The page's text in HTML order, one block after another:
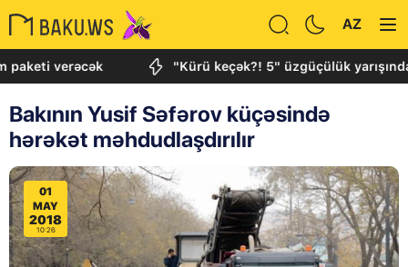
AZ
verəcək "Kürü keçək?! 5" üzgüçülük yarışında
Bakının Yusif Səfərov küçəsində
hərəkət məhdudlaşdırılır
01
MAY
2018
10:26